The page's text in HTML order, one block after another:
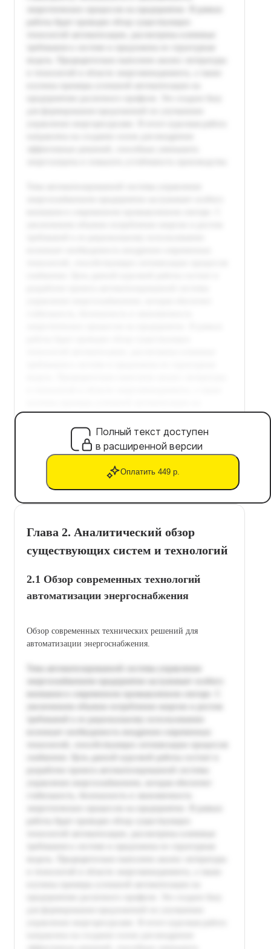
Полный текст доступен
в расширенной версии
Оплатить 449 р.
Глава 2. Аналитический обзор
существующих систем и технологий
2.1 Обзор современных технологий
автоматизации энергоснабжения
Обзор современных технических решений для
автоматизации энергоснабжения.